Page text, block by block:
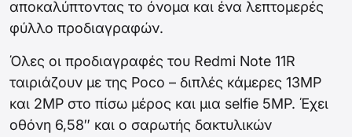
αποκαλύπτοντας το όνομα και ένα λεπτομερές
φύλλο προδιαγραφών.
Όλες οι προδιαγραφές του Redmi Note 11R
ταιριάζουν με της Poco – διπλές κάμερες 13MP
και 2MP στο πίσω μέρος και μια selfie 5MP. Έχει
οθόνη 6,58″ και ο σαρωτής δακτυλικών